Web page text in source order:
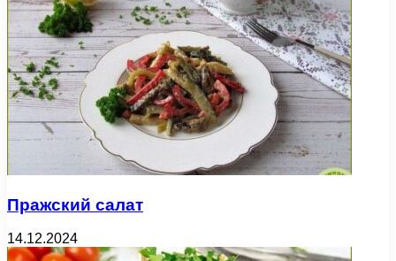
Пражский салат
14.12.2024